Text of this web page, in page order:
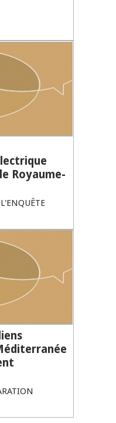
DE
Royaume-
ENTRE
LE